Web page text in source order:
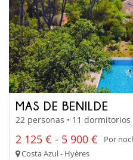
MAS DE BENILDE
22 personas • 11 dormitorios
2 125 € - 5 900 € Por
Costa Azul - Hyères